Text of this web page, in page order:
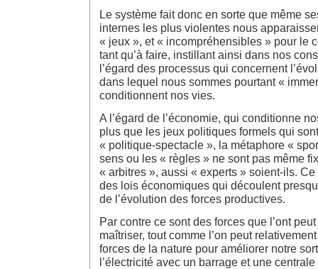
Le système fait donc en sorte que même
internes les plus violentes nous
« jeux », et « incompréhensibles » pour le
tant qu’à faire, instillant ainsi dans nos
l’égard des processus qui concernent
dans lequel nous sommes pourtant «
conditionnent nos vies.
A l’égard de l’économie, qui conditionne
plus que les jeux politiques formels qui
« politique-spectacle », la métaphore «
sens ou les « règles » ne sont pas même
« arbitres », aussi « experts » soient-ils.
des lois économiques qui découlent
de l’évolution des forces productives.
Par contre ce sont des forces que l’ont
maîtriser, tout comme l’on peut
forces de la nature pour améliorer notre
l’électricité avec un barrage et une